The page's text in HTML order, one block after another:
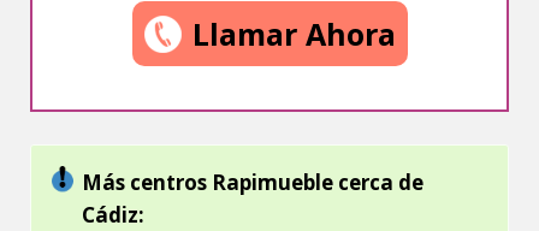
Llamar Ahora
Más centros Rapimueble cerca de
Cádiz: